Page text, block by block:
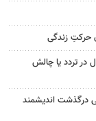
حرکتِ زندگی
در تردد یا چالش
درگذشت اندیشمند